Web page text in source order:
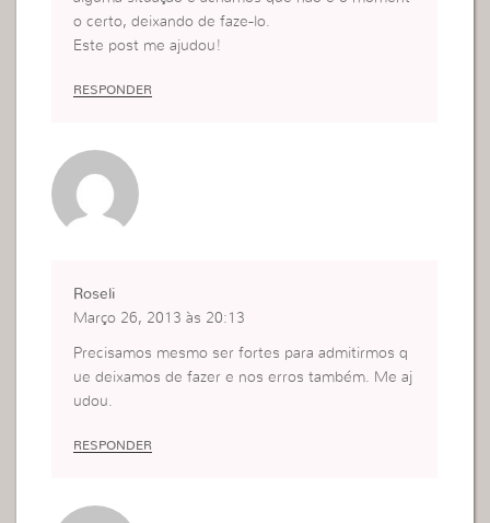
o certo, deixando de faze-lo.
Este post me ajudou!
RESPONDER
Roseli
Março 26, 2013 às 20:13
Precisamos mesmo ser fortes para admitirmos q
ue deixamos de fazer e nos erros também. Me aj
udou.
RESPONDER